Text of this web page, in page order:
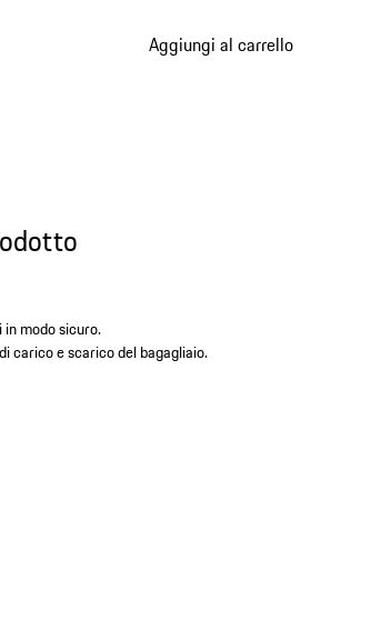
Aggiungi al carrello
modo sicuro.
carico e scarico del bagagliaio.